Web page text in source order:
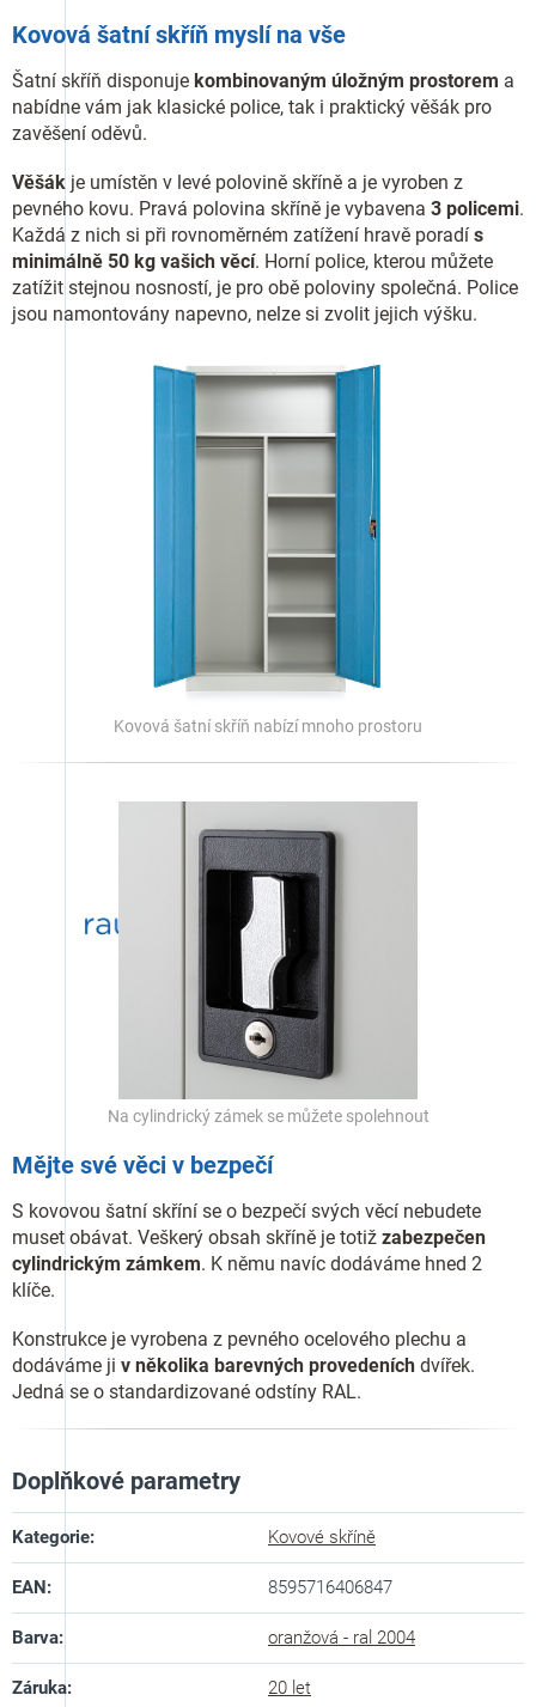
Kovová šatní skříň myslí na vše
Šatní skříň disponuje kombinovaným úložným prostorem a
nabídne vám jak klasické police, tak i praktický věšák pro
zavěšení oděvů.
Věšák je umístěn v levé polovině skříně a je vyroben z
pevného kovu. Pravá polovina skříně je vybavena 3 policemi.
Každá z nich si při rovnoměrném zatížení hravě poradí s
minimálně 50 kg vašich věcí. Horní police, kterou můžete
zatížit stejnou nosností, je pro obě poloviny společná. Police
jsou namontovány napevno, nelze si zvolit jejich výšku.
Kovová šatní skříň nabízí mnoho prostoru
Na cylindrický zámek se můžete spolehnout
Mějte své věci v bezpečí
S kovovou šatní skříní se o bezpečí svých věcí nebudete
muset obávat. Veškerý obsah skříně je totiž zabezpečen
cylindrickým zámkem. K němu navíc dodáváme hned 2
klíče.
Konstrukce je vyrobena z pevného ocelového plechu a
dodáváme ji v několika barevných provedeních dvířek.
Jedná se o standardizované odstíny RAL.
Doplňkové parametry
Kategorie: Kovové skříně
EAN: 8595716406847
Barva: oranžová - ral 2004
Záruka: 20 let